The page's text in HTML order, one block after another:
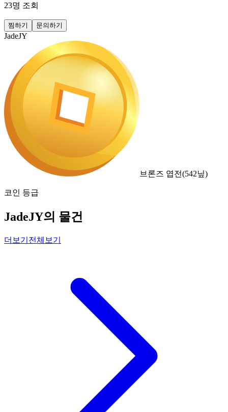
23명 조회
찜하기 문의하기
JadeJY
브론즈 엽전(542닢)
코인 등급
JadeJY의 물건
더보기 전체보기